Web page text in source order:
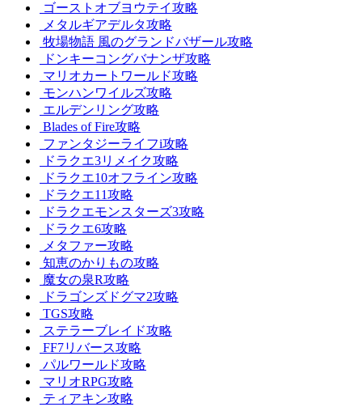
ゴーストオブヨウテイ攻略
メタルギアデルタ攻略
牧場物語 風のグランドバザール攻略
ドンキーコングバナンザ攻略
マリオカートワールド攻略
モンハンワイルズ攻略
エルデンリング攻略
Blades of Fire攻略
ファンタジーライフi攻略
ドラクエ3リメイク攻略
ドラクエ10オフライン攻略
ドラクエ11攻略
ドラクエモンスターズ3攻略
ドラクエ6攻略
メタファー攻略
知恵のかりもの攻略
魔女の泉R攻略
ドラゴンズドグマ2攻略
TGS攻略
ステラーブレイド攻略
FF7リバース攻略
パルワールド攻略
マリオRPG攻略
ティアキン攻略